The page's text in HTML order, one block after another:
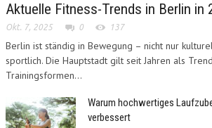
Aktuelle Fitness-Trends in Berlin in
Okt. 7, 2025 0 137
Berlin ist ständig in Bewegung – nicht nur
sportlich. Die Hauptstadt gilt seit Jahren als
Trainingsformen...
Warum hochwertiges
verbessert